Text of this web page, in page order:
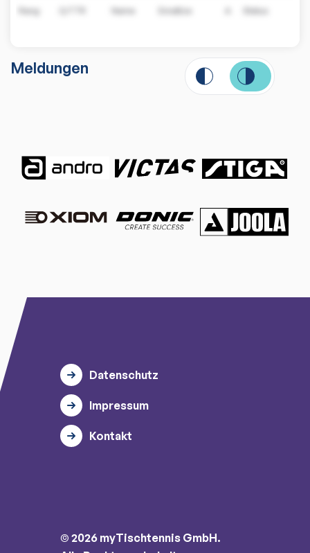
Rang Name Einsätze Status
Meldungen
Datenschutz
Impressum
Kontakt
© 2026 myTischtennis GmbH.